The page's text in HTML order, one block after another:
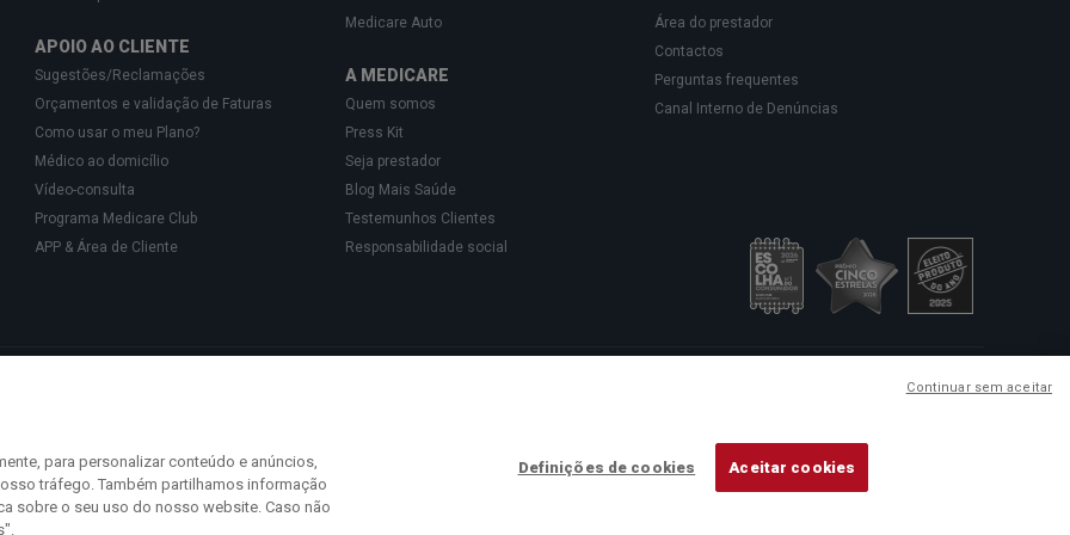
APOIO AO CLIENTE
Sugestões/Reclamações
Orçamentos e validação de Faturas
Como usar o meu Plano?
Médico ao domicílio
Vídeo-consulta
Programa Medicare Club
APP & Área de Cliente
Medicare Auto
A MEDICARE
Quem somos
Press Kit
Seja prestador
Blog Mais Saúde
Testemunhos Clientes
Responsabilidade social
Área do prestador
Contactos
Perguntas frequentes
Canal Interno de Denúncias
113 (chamada para a rede fixa nacional) ou
para personalizar conteúdo e anúncios,
tráfego. Também partilhamos informação
sobre o seu uso do nosso website. Caso não
Definições de cookies Aceitar cookies
Continuar sem aceitar